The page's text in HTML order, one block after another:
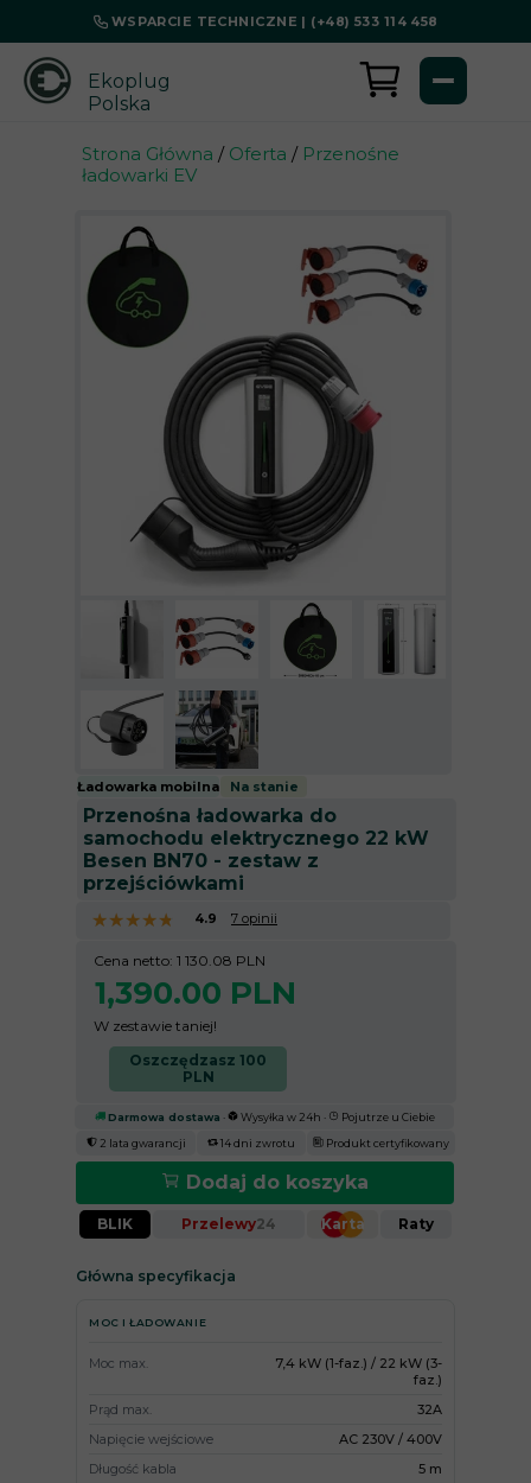
WSPARCIE TECHNICZNE | (+48) 533 114 458
Ekoplug
Polska
Strona Główna / Oferta / Przenośne
ładowarki EV
Na stanie
Ładowarka mobilna
Przenośna ładowarka do
samochodu elektrycznego 22 kW
Besen BN70 - zestaw z
przejściówkami
4.9 7 opinii
★
★★
★★
★★
★★
★
Cena netto: 1 130.08 PLN
1,390.00 PLN
Oszczędzasz 100
PLN
W zestawie taniej!
Darmowa dostawa · Wysyłka w 24h ·
Pojutrze u Ciebie
2 lata gwarancji
Produkt certyfikowany
14 dni zwrotu
Przelewy24
BLIK Raty
Karta
Dodaj do koszyka
Główna specyfikacja
MOC I ŁADOWANIE
Moc max.
7,4 kW (1-faz.) / 22 kW (3-
faz.)
Prąd max.
32A
Napięcie wejściowe
AC 230V / 400V
Długość kabla
5 m